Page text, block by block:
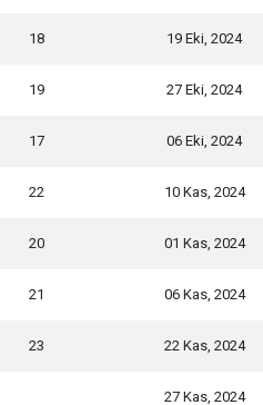
18 19 Eki, 2024
19 27 Eki, 2024
17 06 Eki, 2024
22 10 Kas, 2024
20 01 Kas, 2024
21 06 Kas, 2024
23 22 Kas, 2024
27 Kas, 2024